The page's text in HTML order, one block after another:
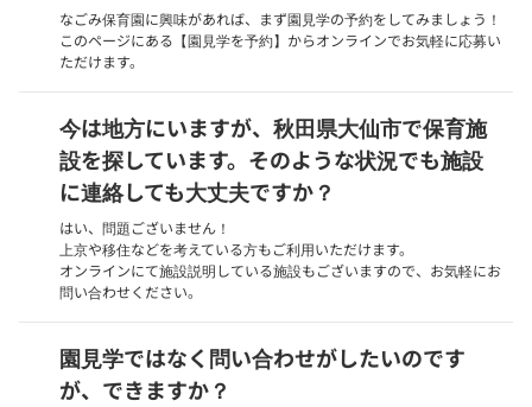
なごみ保育園に興味があれば、まず園見学の予約をしてみましょう！
このページにある【園見学を予約】からオンラインでお気軽に応募い
ただけます。
今は地方にいますが、秋田県大仙市で保育施
設を探しています。そのような状況でも施設
に連絡しても大丈夫ですか？
はい、問題ございません！
上京や移住などを考えている方もご利用いただけます。
オンラインにて施設説明している施設もございますので、お気軽にお
問い合わせください。
園見学ではなく問い合わせがしたいのです
が、できますか？